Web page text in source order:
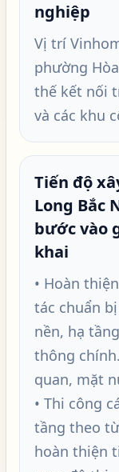
nghiệp
Vị trí
phường
thế kết nối
và các khu
Tiến độ
Long Bắc
bước vào
khai
• Hoàn
tác chuẩn
nền, hạ
thông
quan, mặt
• Thi công
tầng theo
hoàn thiện